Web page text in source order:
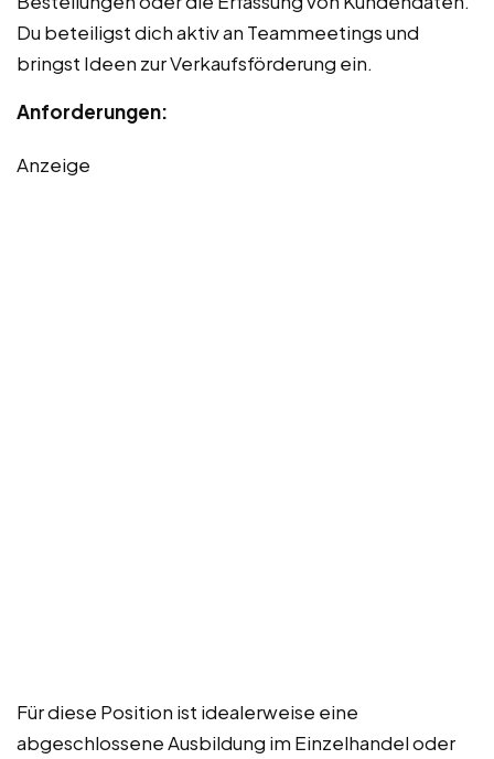
Du beteiligst dich aktiv an Teammeetings und
bringst Ideen zur Verkaufsförderung ein.
Anforderungen:
Anzeige
Für diese Position ist idealerweise eine
abgeschlossene Ausbildung im Einzelhandel oder